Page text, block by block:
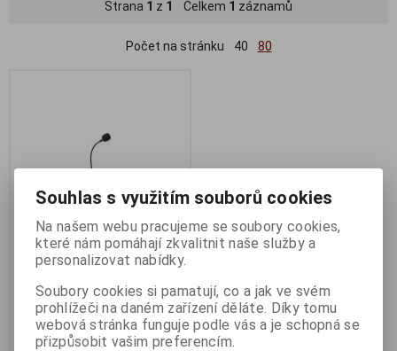
Strana 1 z 1 Celkem 1 záznamů
Počet na stránku 40 80
GEMBIRD mikrofon na stůl
černý
Termín dodání (dny):1
97 Kč
Souhlas s využitím souborů cookies
Na našem webu pracujeme se soubory cookies,
které nám pomáhají zkvalitnit naše služby a
personalizovat nabídky.
Soubory cookies si pamatují, co a jak ve svém
prohlížeči na daném zařízení děláte. Díky tomu
webová stránka funguje podle vás a je schopná se
přizpůsobit vašim preferencím.